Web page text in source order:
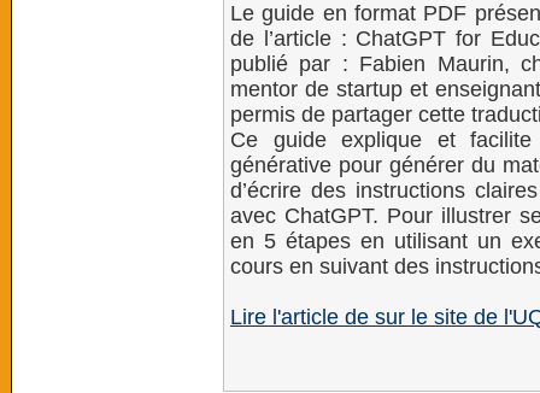
Le guide en format PDF
de l’article : ChatGPT for
publié par : Fabien Maurin,
mentor de startup et
permis de partager cette
Ce guide explique et
générative pour générer du
d’écrire des instructions
avec ChatGPT. Pour illustrer
en 5 étapes en utilisant un
cours en suivant des
Lire l'article de sur le site de